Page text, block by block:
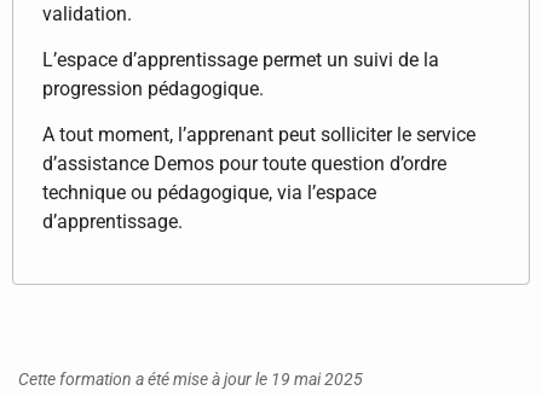
validation.
L’espace d’apprentissage permet un suivi de la
progression pédagogique.
A tout moment, l’apprenant peut solliciter le service
d’assistance Demos pour toute question d’ordre
technique ou pédagogique, via l’espace
d’apprentissage.
Cette formation a été mise à jour le 19 mai 2025